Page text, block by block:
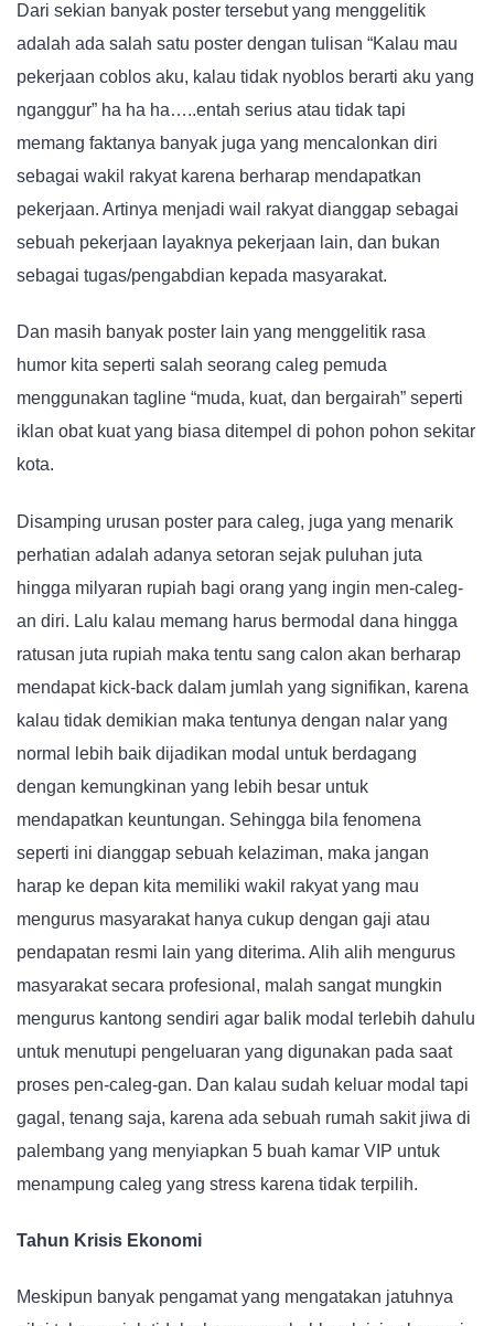
Dari sekian banyak poster tersebut yang menggelitik
adalah ada salah satu poster dengan tulisan “Kalau mau
pekerjaan coblos aku, kalau tidak nyoblos berarti aku yang
nganggur” ha ha ha…..entah serius atau tidak tapi
memang faktanya banyak juga yang mencalonkan diri
sebagai wakil rakyat karena berharap mendapatkan
pekerjaan. Artinya menjadi wail rakyat dianggap sebagai
sebuah pekerjaan layaknya pekerjaan lain, dan bukan
sebagai tugas/pengabdian kepada masyarakat.
Dan masih banyak poster lain yang menggelitik rasa
humor kita seperti salah seorang caleg pemuda
menggunakan tagline “muda, kuat, dan bergairah” seperti
iklan obat kuat yang biasa ditempel di pohon pohon sekitar
kota.
Disamping urusan poster para caleg, juga yang menarik
perhatian adalah adanya setoran sejak puluhan juta
hingga milyaran rupiah bagi orang yang ingin men-caleg-
an diri. Lalu kalau memang harus bermodal dana hingga
ratusan juta rupiah maka tentu sang calon akan berharap
mendapat kick-back dalam jumlah yang signifikan, karena
kalau tidak demikian maka tentunya dengan nalar yang
normal lebih baik dijadikan modal untuk berdagang
dengan kemungkinan yang lebih besar untuk
mendapatkan keuntungan. Sehingga bila fenomena
seperti ini dianggap sebuah kelaziman, maka jangan
harap ke depan kita memiliki wakil rakyat yang mau
mengurus masyarakat hanya cukup dengan gaji atau
pendapatan resmi lain yang diterima. Alih alih mengurus
masyarakat secara profesional, malah sangat mungkin
mengurus kantong sendiri agar balik modal terlebih dahulu
untuk menutupi pengeluaran yang digunakan pada saat
proses pen-caleg-gan. Dan kalau sudah keluar modal tapi
gagal, tenang saja, karena ada sebuah rumah sakit jiwa di
palembang yang menyiapkan 5 buah kamar VIP untuk
menampung caleg yang stress karena tidak terpilih.
Tahun Krisis Ekonomi
Meskipun banyak pengamat yang mengatakan jatuhnya